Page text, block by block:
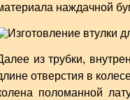
наждачной
из трубки,
отверстия в
поломанной